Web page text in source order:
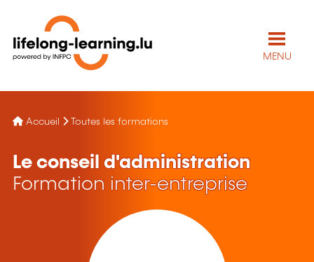
MENU
Accueil Toutes les formations
Le conseil d'administration
Formation inter-entreprise